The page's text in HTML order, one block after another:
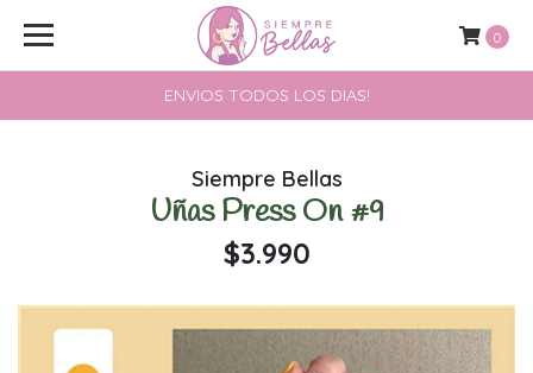
ENVIOS TODOS LOS DIAS!
0
Siempre Bellas
Uñas Press On #9
$3.990